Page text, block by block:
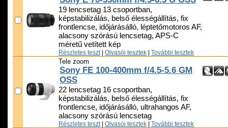
19 lencsetag 13 csoportban,
képstabilizálás, belső élességállítás, fix
frontlencse, időjárásálló, léptetőmotoros AF,
alacsony szórású lencsetag, APS-C
méretű vetített kép
Részletes teszt Olvasói tesztek További tesztek
Tele zoom
Sony FE 100-400mm f/4.5-5.6 GM
OSS
22 lencsetag 16 csoportban,
képstabilizálás, belső élességállítás, fix
frontlencse, időjárásálló, ultrahangos AF,
alacsony szórású lencsetag
Részletes teszt Olvasói tesztek További tesztek